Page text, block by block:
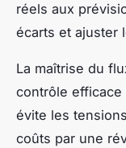
réels aux
écarts et ajuster
La maîtrise du
contrôle
évite les
coûts par une